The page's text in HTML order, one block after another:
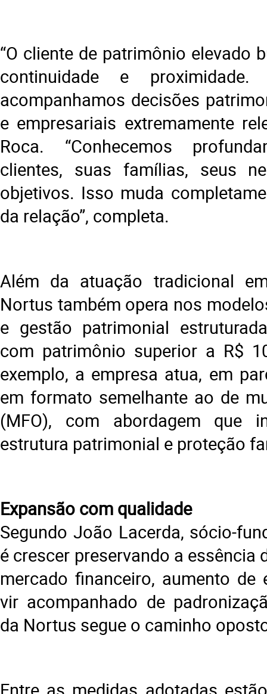
“O cliente de patrimônio elevado
continuidade e
acompanhamos decisões
e empresariais extremamente
Roca. “Conhecemos
clientes, suas famílias, seus
objetivos. Isso muda
da relação”, completa.
Além da atuação tradicional
Nortus também opera nos
e gestão patrimonial
com patrimônio superior a R$
exemplo, a empresa atua, em
em formato semelhante ao de
(MFO), com abordagem que
estrutura patrimonial e proteção
Expansão com qualidade
Segundo João Lacerda, sócio-
é crescer preservando a essência
mercado financeiro, aumento de
vir acompanhado de
da Nortus segue o caminho